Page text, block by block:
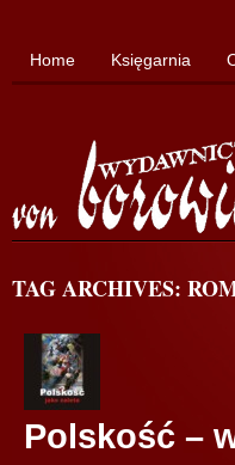
Home Księgarnia
TAG ARCHIVES:
Polskość –